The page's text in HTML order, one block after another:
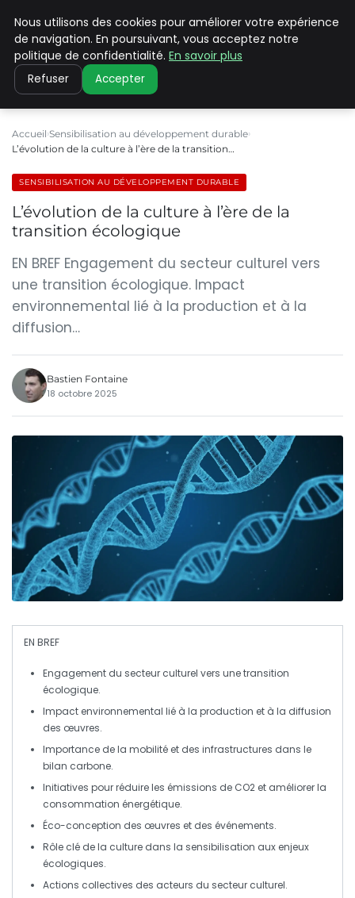
CLIMATE C ADVANCED
Accueil Sensibilisation au développement durable
L’évolution de la culture à l’ère de la transition…
SENSIBILISATION AU DÉVELOPPEMENT DURABLE
L’évolution de la culture à l’ère de la
transition écologique
EN BREF Engagement du secteur culturel vers
une transition écologique. Impact
environnemental lié à la production et à la
diffusion…
Bastien Fontaine
18 octobre 2025
EN BREF
Engagement du secteur culturel vers unetransition
écologique.
Impact environnemental lié à la production et à la diffusion
des œuvres.
Importance de la mobilité et des infrastructures dans le
bilan carbone.
Initiatives pourréduireles émissions de CO2 et améliorer la
consommation énergétique.
Éco-conception des œuvres et des événements.
Rôle clé de la culture dans la sensibilisation aux enjeux
écologiques.
Actions collectives des acteurs du secteur culturel.
Nous utilisons des cookies pour améliorer votre expérience
de navigation. En poursuivant, vous acceptez notre
politique de confidentialité. En savoir plus
Refuser Accepter